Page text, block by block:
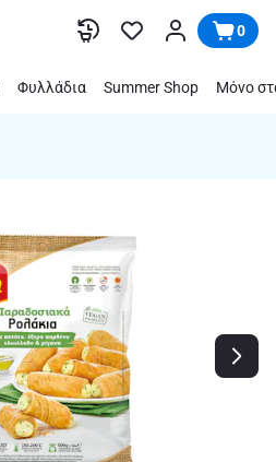
0
Φυλλάδια Summer Shop Μόνο